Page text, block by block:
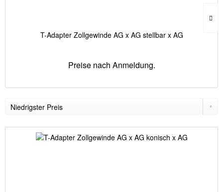
T-Adapter Zollgewinde AG x AG stellbar x AG
Preise nach Anmeldung.